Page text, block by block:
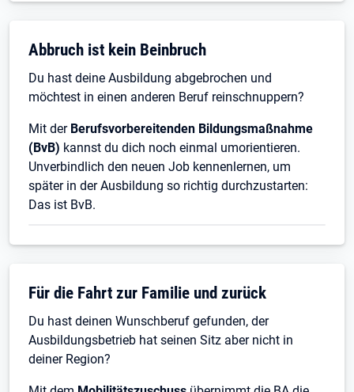
Abbruch ist kein Beinbruch
Du hast deine Ausbildung abgebrochen und
möchtest in einen anderen Beruf reinschnuppern?
Mit der Berufsvorbereitenden Bildungsmaßnahme
(BvB) kannst du dich noch einmal umorientieren.
Unverbindlich den neuen Job kennenlernen, um
später in der Ausbildung so richtig durchzustarten:
Das ist BvB.
Für die Fahrt zur Familie und zurück
Du hast deinen Wunschberuf gefunden, der
Ausbildungsbetrieb hat seinen Sitz aber nicht in
deiner Region?